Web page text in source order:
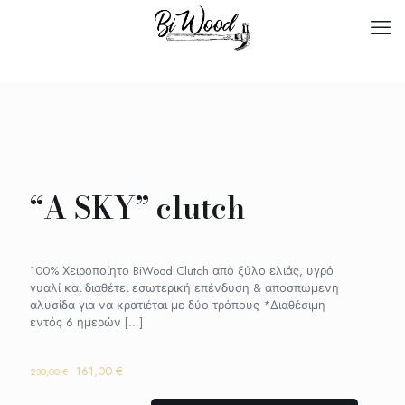
“A SKY” clutch
100% Χειροποίητο BiWood Clutch από ξύλο ελιάς, υγρό
γυαλί και διαθέτει εσωτερική επένδυση & αποσπώμενη
αλυσίδα για να κρατιέται με δύο τρόπους *Διαθέσιμη
εντός 6 ημερών […]
230,00€
Original
161,00 €